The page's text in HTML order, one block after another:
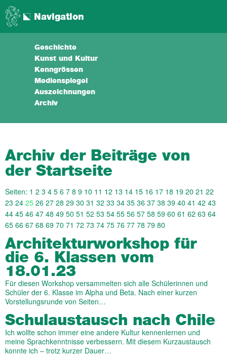
Navigation
Geschichte
Kunst und Kultur
Kenngrössen
Medienspiegel
Auszeichnungen
Archiv
Archiv der Beiträge von
der Startseite
Seiten: 1 2 3 4 5 6 7 8 9 10 11 12 13 14 15 16 17 18 19 20 21 22
23 24 25 26 27 28 29 30 31 32 33 34 35 36 37 38 39 40 41 42 43
44 45 46 47 48 49 50 51 52 53 54 55 56 57 58 59 60 61 62 63 64
65 66 67 68 69 70 71 72 73 74 75 76 77 78 79 80
Architektur­work­shop für
die 6. Klassen vom
18.01.23
Für diesen Workshop versammelten sich alle Schülerinnen und
Schüler der 6. Klasse im Alpha und Beta. Nach einer kurzen
Vorstellungsrunde von Seiten…
Schulaustausch nach Chile
Ich wollte schon immer eine andere Kultur kennenlernen und
meine Sprachkenntnisse verbessern. Mit diesem Kurzaustausch
konnte ich – trotz kurzer Dauer…